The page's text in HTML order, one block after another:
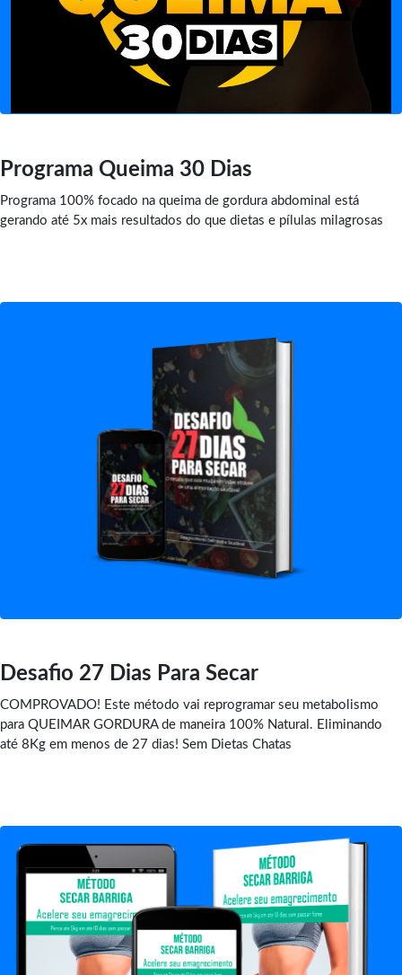
Programa Queima 30 Dias
Programa 100% focado na queima de gordura abdominal está
gerando até 5x mais resultados do que dietas e pílulas milagrosas
Desafio 27 Dias Para Secar
COMPROVADO! Este método vai reprogramar seu metabolismo
para QUEIMAR GORDURA de maneira 100% Natural. Eliminando
até 8Kg em menos de 27 dias! Sem Dietas Chatas